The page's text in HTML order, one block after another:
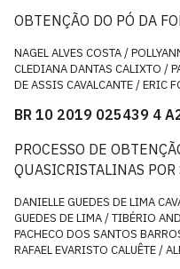
OBTENÇÃO DO PÓ DA
NAGEL ALVES COSTA /
CLEDIANA DANTAS CALIXTO /
DE ASSIS CAVALCANTE / ERIC
BR 10 2019 025439 4
PROCESSO DE
QUASICRISTALINAS
DANIELLE GUEDES DE LIMA
GUEDES DE LIMA / TIBÉRIO
PACHECO DOS SANTOS
RAFAEL EVARISTO CALUÊTE /